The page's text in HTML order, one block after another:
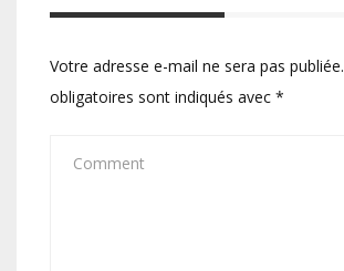
Votre adresse e-mail ne sera pas publiée.
obligatoires sont indiqués avec *